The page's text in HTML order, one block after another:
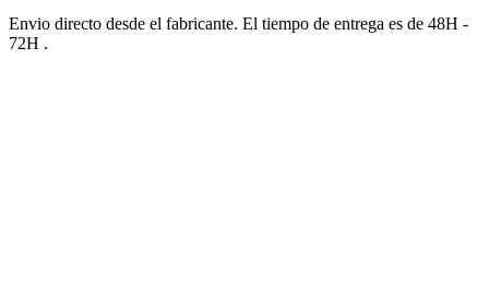
Envio directo desde el fabricante. El tiempo de entrega es de 48H -
72H .